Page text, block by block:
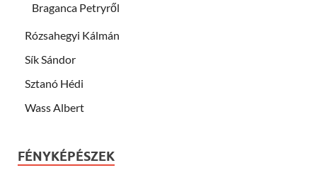
Braganca Petryről
Rózsahegyi Kálmán
Sík Sándor
Sztanó Hédi
Wass Albert
FÉNYKÉPÉSZEK